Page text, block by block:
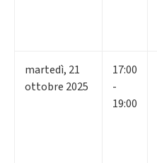
martedì, 21
ottobre 2025
17:00
-
19:00